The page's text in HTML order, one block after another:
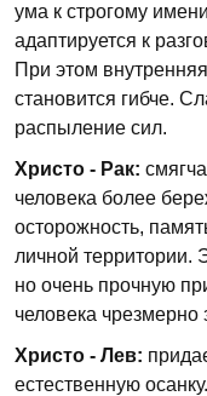
ума к строгому
адаптируется к
При этом
становится гибче.
распыление сил.
Христо - Рак:
человека более
осторожность,
личной территории.
но очень прочную
человека чрезмерно
Христо - Лев:
естественную